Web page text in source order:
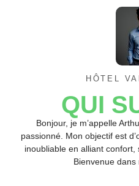
HÔTEL
QUI
Bonjour, je m’appelle
passionné. Mon objectif est
inoubliable en alliant
Bienvenue